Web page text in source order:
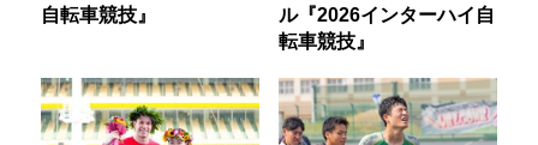
自転車競技』
ル『2026インターハイ自
転車競技』